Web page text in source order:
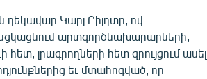
Կարլ Բիլդտը, ով
արտգործնախարարների,
լրագրողների հետ զրույցում ասել
եւ մտահոգված, որ